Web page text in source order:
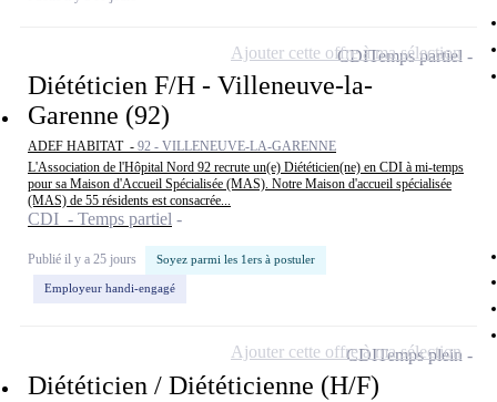
Diététicien F/H - Villeneuve-la-
Garenne (92)
ADEF HABITAT - 92 - VILLENEUVE-LA-GARENNE
L'Association de l'Hôpital Nord 92 recrute un(e) Diététicien(ne) en CDI à mi-temps
pour sa Maison d'Accueil Spécialisée (MAS). Notre Maison d'accueil spécialisée
(MAS) de 55 résidents est consacrée...
CDI - Temps partiel
Publié il y a 25 jours Soyez parmi les 1ers à postuler
Employeur handi-engagé
CDITemps partiel
Ajouter cette offre à ma sélection
Diététicien / Diététicienne (H/F)
CDITemps plein
Ajouter cette offre à ma sélection